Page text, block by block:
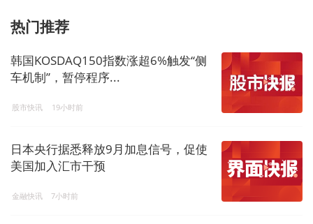
热门推荐
韩国KOSDAQ150指数涨超6%触发“侧
车机制”，暂停程序...
股市快讯 19小时前
日本央行据悉释放9月加息信号，促使
美国加入汇市干预
金融快讯 7小时前